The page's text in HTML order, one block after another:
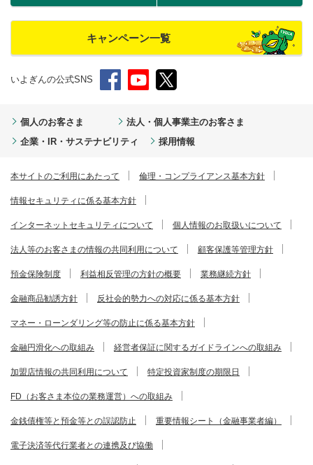
キャンペーン一覧
いよぎんの公式SNS
個人のお客さま
法人・個人事業主のお客さま
企業・IR・サステナビリティ
採用情報
本サイトのご利用にあたって 倫理・コンプライアンス基本方針
情報セキュリティに係る基本方針
インターネットセキュリティについて 個人情報のお取扱いについて
法人等のお客さまの情報の共同利用について 顧客保護等管理方針
預金保険制度 利益相反管理の方針の概要 業務継続方針
金融商品勧誘方針 反社会的勢力への対応に係る基本方針
マネー・ローンダリング等の防止に係る基本方針
金融円滑化への取組み 経営者保証に関するガイドラインへの取組み
加盟店情報の共同利用について 特定投資家制度の期限日
FD（お客さま本位の業務運営）への取組み
金銭債権等と預金等との誤認防止 重要情報シート（金融事業者編）
電子決済等代行業者との連携及び協働